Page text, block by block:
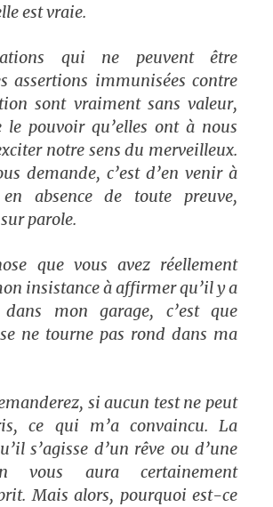
est vraie.
qui ne peuvent être
assertions immunisées contre
sont vraiment sans valeur,
le pouvoir qu’elles ont à nous
notre sens du merveilleux.
demande, c’est d’en venir à
absence de toute preuve,
parole.
que vous avez réellement
insistance à affirmer qu’il y a
mon garage, c’est que
ne tourne pas rond dans ma
si aucun test ne peut
ce qui m’a convaincu. La
s’agisse d’un rêve ou d’une
vous aura certainement
Mais alors, pourquoi est-ce